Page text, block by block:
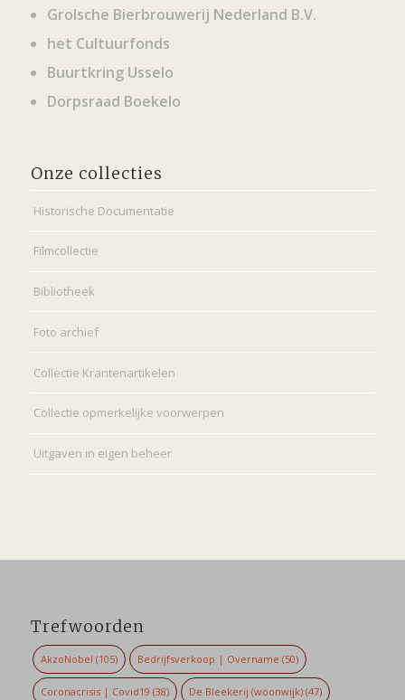
Grolsche Bierbrouwerij Nederland B.V.
het Cultuurfonds
Buurtkring Usselo
Dorpsraad Boekelo
Onze collecties
Historische Documentatie
Filmcollectie
Bibliotheek
Foto archief
Collectie Krantenartikelen
Collectie opmerkelijke voorwerpen
Uitgaven in eigen beheer
Trefwoorden
AkzoNobel (105) Bedrijfsverkoop | Overname (50)
Coronacrisis | Covid19 (38) De Bleekerij (woonwijk) (47)